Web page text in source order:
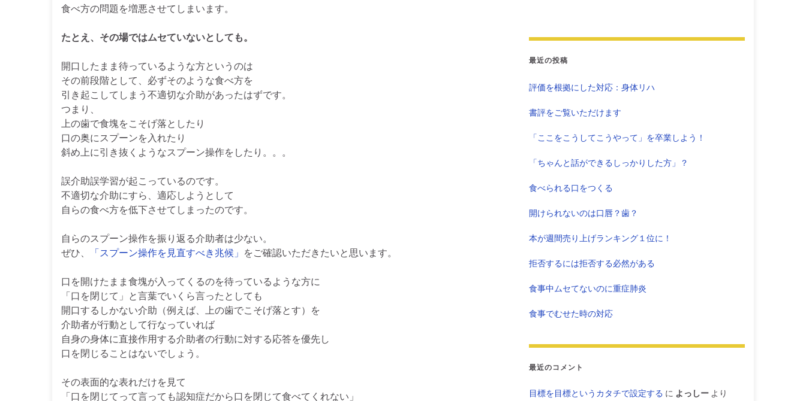
食べ方の問題を増悪させてしまいます。
たとえ、その場ではムセていないとしても。
開口したまま待っているような方というのは
その前段階として、必ずそのような食べ方を
引き起こしてしまう不適切な介助があったはずです。
つまり、
上の歯で食塊をこそげ落としたり
口の奥にスプーンを入れたり
斜め上に引き抜くようなスプーン操作をしたり。。。
誤介助誤学習が起こっているのです。
不適切な介助にすら、適応しようとして
自らの食べ方を低下させてしまったのです。
自らのスプーン操作を振り返る介助者は少ない。
ぜひ、
「スプーン操作を見直すべき兆候」 をご確認いただきたいと思います。
口を開けたまま食塊が入ってくるのを待っているような方に
「口を閉じて」と言葉でいくら言ったとしても
開口するしかない介助（例えば、上の歯でこそげ落とす）を
介助者が行動として行なっていれば
自身の身体に直接作用する介助者の行動に対する応答を優先し
口を閉じることはないでしょう。
その表面的な表れだけを見て
「口を閉じてって言っても認知症だから口を閉じて食べてくれない」
最近の投稿
評価を根拠にした対応：身体リハ
書評をご覧いただけます
「ここをこうしてこうやって」を卒業しよう！
「ちゃんと話ができるしっかりした方」？
食べられる口をつくる
開けられないのは口唇？歯？
本が週間売り上げランキング１位に！
拒否するには拒否する必然がある
食事中ムセてないのに重症肺炎
食事でむせた時の対応
最近のコメント
目標を目標というカタチで設定する に よっしー より